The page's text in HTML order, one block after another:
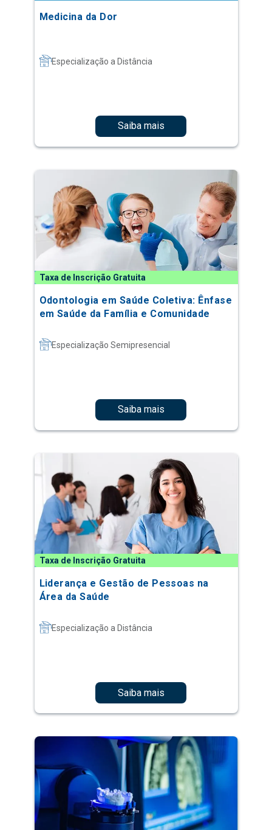
Medicina da Dor
Especialização a Distância
Saiba mais
Taxa de Inscrição Gratuita
Odontologia em Saúde Coletiva: Ênfase
em Saúde da Família e Comunidade
Especialização Semipresencial
Saiba mais
Taxa de Inscrição Gratuita
Liderança e Gestão de Pessoas na
Área da Saúde
Especialização a Distância
Saiba mais